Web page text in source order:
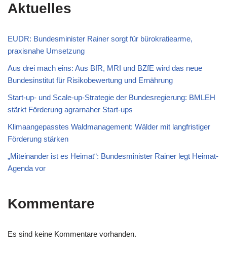
Aktuelles
EUDR: Bundesminister Rainer sorgt für bürokratiearme,
praxisnahe Umsetzung
Aus drei mach eins: Aus BfR, MRI und BZfE wird das neue
Bundesinstitut für Risikobewertung und Ernährung
Start-up- und Scale-up-Strategie der Bundesregierung: BMLEH
stärkt Förderung agrarnaher Start-ups
Klimaangepasstes Waldmanagement: Wälder mit langfristiger
Förderung stärken
„Miteinander ist es Heimat“: Bundesminister Rainer legt Heimat-
Agenda vor
Kommentare
Es sind keine Kommentare vorhanden.